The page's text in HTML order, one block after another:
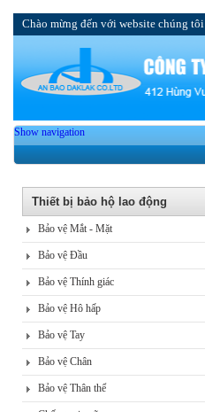
Chào mừng đến với website chúng tôi
Show navigation
Thiết bị bảo hộ lao động
Bảo vệ Mắt - Mặt
Bảo vệ Đầu
Bảo vệ Thính giác
Bảo vệ Hô hấp
Bảo vệ Tay
Bảo vệ Chân
Bảo vệ Thân thể